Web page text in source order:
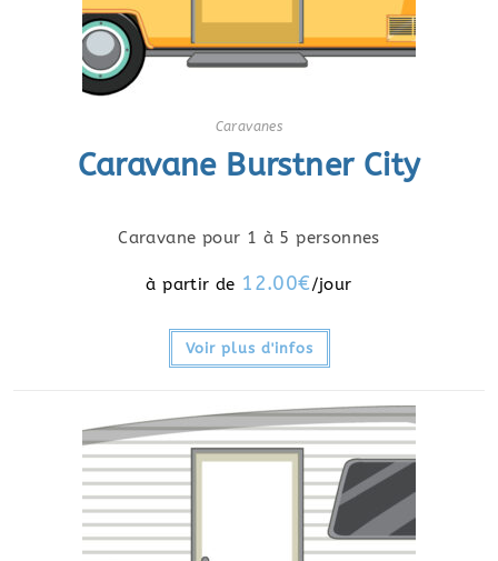
Caravanes
Caravane Burstner City
Caravane pour 1 à 5 personnes
12.00€
Voir plus d'infos